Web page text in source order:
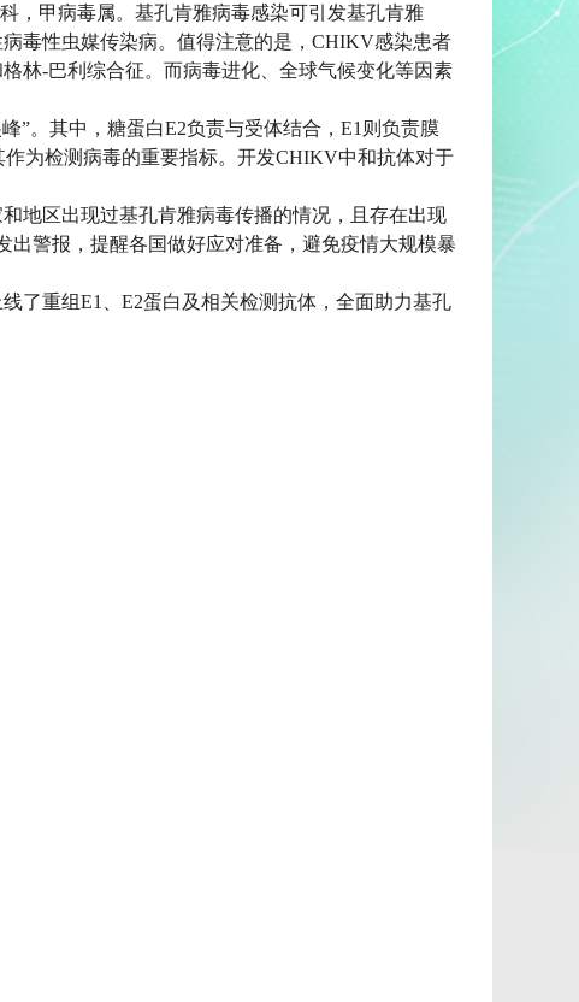
，甲病毒属。基孔肯雅病毒感染可引发基孔肯雅
毒性虫媒传染病。值得注意的是，CHIKV感染患者
林-巴利综合征。而病毒进化、全球气候变化等因素
”。其中，糖蛋白E2负责与受体结合，E1则负责膜
为检测病毒的重要指标。开发CHIKV中和抗体对于
地区出现过基孔肯雅病毒传播的情况，且存在出现
出警报，提醒各国做好应对准备，避免疫情大规模暴
了重组E1、E2蛋白及相关检测抗体，全面助力基孔